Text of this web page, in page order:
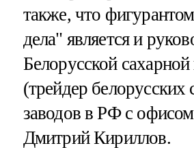
также, что
дела" является и
Белорусской
(трейдер белорусских
заводов в РФ с
Дмитрий Кириллов.